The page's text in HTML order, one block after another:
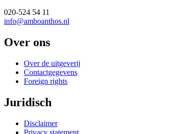
020-524 54 11
info@amboanthos.nl
Over ons
Over de uitgeverij
Contactgegevens
Foreign rights
Juridisch
Disclaimer
Privacy statement